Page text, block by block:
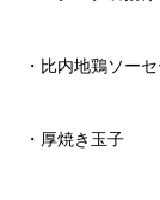
・比内地鶏ソー
・厚焼き玉子